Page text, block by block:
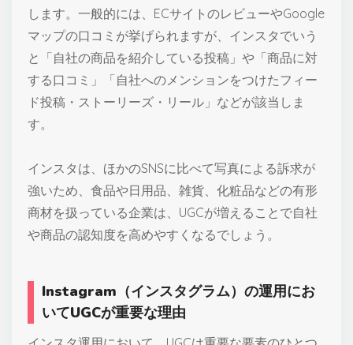
します。一般的には、ECサイトのレビューやGoogle
マップの口コミが挙げられますが、インスタでいう
と「自社の商品を紹介している投稿」や「商品に対
する口コミ」「自社へのメンションをつけたフィー
ド投稿・ストーリーズ・リール」などが該当しま
す。
インスタは、ほかのSNSに比べて写真による訴求が
強いため、食品や日用品、雑貨、化粧品などの有形
商材を扱っている企業は、UGCが増えることで自社
や商品の認知度を高めやすくなるでしょう。
Instagram（インスタグラム）の運用にお
いてUGCが重要な理由